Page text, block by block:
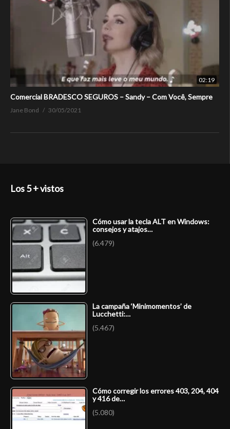
02:19
Comercial BRADESCO SEGUROS – Sandy – Com Você, Sempre
Jane Bond 30/05/2021
Los 5 + vistos
Cómo usar la tecla ALT en Windows:
consejos y atajos…
(6.479)
La campaña ‘Minimomentos’ de
Lucchetti:…
(5.467)
Cómo corregir los errores 403, 204, 404
y 416 de…
(5.080)